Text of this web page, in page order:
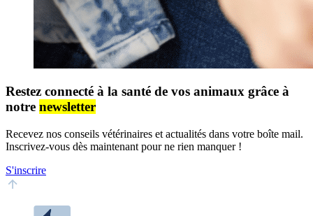
Restez connecté à la santé de vos animaux grâce à
notre newsletter
Recevez nos conseils vétérinaires et actualités dans votre boîte mail.
Inscrivez-vous dès maintenant pour ne rien manquer !
S'inscrire